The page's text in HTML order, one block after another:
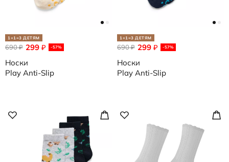
1+1=3 ДЕТЯМ
299 ₽ -57%
690₽
Носки
Play Anti-Slip
1+1=3 ДЕТЯМ
299 ₽ -57%
690₽
Носки
Play Anti-Slip